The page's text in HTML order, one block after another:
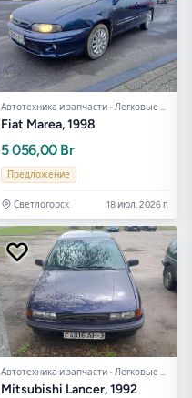
Автотехника и запчасти - Легковые авто
Fiat Marea, 1998
5 056,00 Br
Предложение
Светлогорск 18 июл. 2026 г.
Автотехника и запчасти - Легковые авто
Mitsubishi Lancer, 1992